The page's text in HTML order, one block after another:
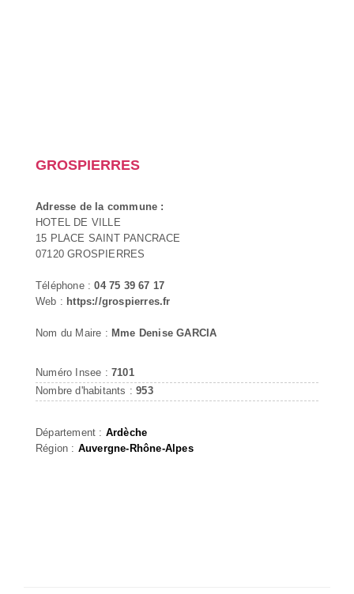
GROSPIERRES
Adresse de la commune :
HOTEL DE VILLE
15 PLACE SAINT PANCRACE
07120 GROSPIERRES
Téléphone :04 75 39 67 17
Web : https://grospierres.fr
Nom du Maire : Mme Denise GARCIA
Numéro Insee : 7101
Nombre d'habitants :953
Département : Ardèche
Région : Auvergne-Rhône-Alpes